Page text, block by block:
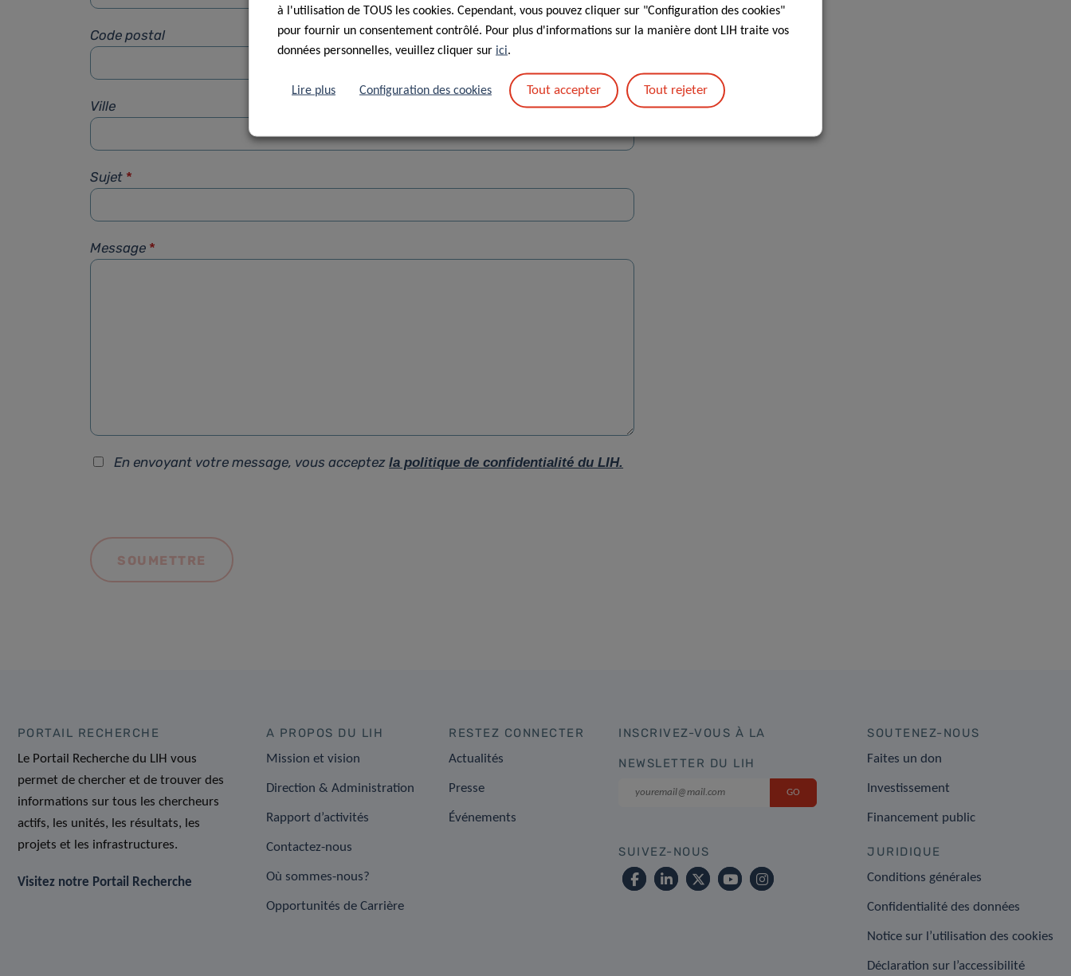
Code postal Rue
Ville
Sujet *
Message *
En envoyant votre message, vous acceptezla politique de confidentialité du LIH.
PORTAIL RECHERCHE
Le Portail Recherche du LIH vous
permet de chercher et de trouver des
informations sur tous les chercheurs
actifs, les unités, les résultats, les
projets et les infrastructures.
Visitez notre Portail Recherche
A PROPOS DU LIH
Mission et vision
Direction & Administration
Rapport d’activités
Contactez-nous
Où sommes-nous?
Opportunités de Carrière
RESTEZ CONNECTER
Actualités
Presse
Événements
INSCRIVEZ-VOUS À LA
NEWSLETTER DU LIH
SUIVEZ-NOUS
SOUTENEZ-NOUS
Faites un don
Investissement
Financement public
JURIDIQUE
Conditions générales
Confidentialité des données
Notice sur l’utilisation des cookies
Déclaration sur l’accessibilité
à l'utilisation de TOUS les cookies. Cependant, vous pouvez cliquer sur "Configuration des cookies"
pour fournir un consentement contrôlé. Pour plus d'informations sur la manière dont LIH traite vos
données personnelles, veuillez cliquer sur ici.
Lire plus Configuration des cookies Tout accepter Tout rejeter